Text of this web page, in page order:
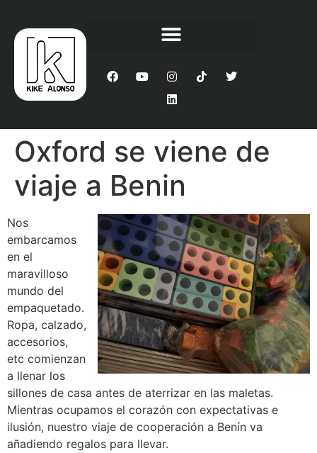
Oxford se viene de
viaje a Benin
Nos
embarcamos
en el
maravilloso
mundo del
empaquetado.
Ropa, calzado,
accesorios,
etc comienzan
a llenar los
sillones de casa antes de aterrizar en las maletas.
Mientras ocupamos el corazón con expectativas e
ilusión, nuestro viaje de cooperación a Benín va
añadiendo regalos para llevar.